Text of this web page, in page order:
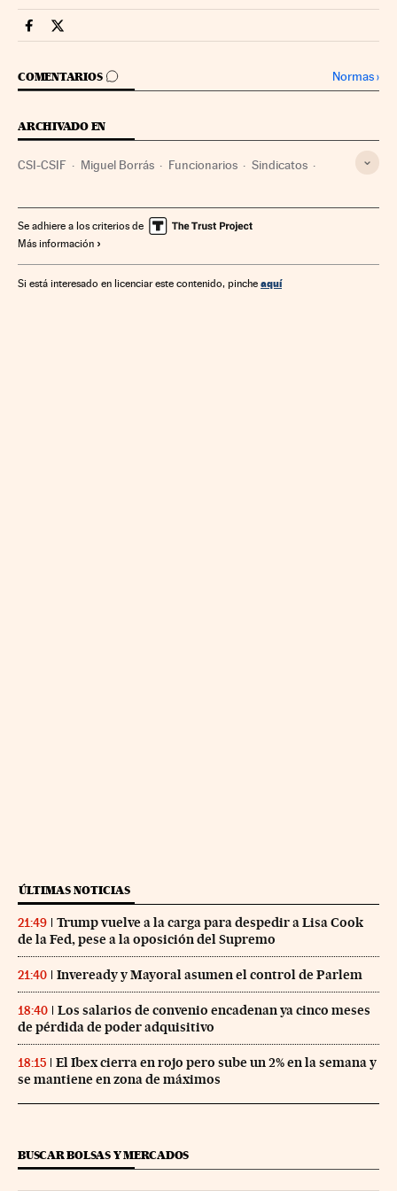
Economia Cinco Días en Facebook
Economia Cinco Días en Twitter
COMENTARIOS
IR A LOS COMENTARIOS Normas›
ARCHIVADO EN
CSI-CSIF Miguel Borrás Funcionarios Sindicatos
Economía Administración pública Trabajo
Se adhiere a los criterios de
Más información
Si está interesado en licenciar este contenido, pinche aquí
ÚLTIMAS NOTICIAS
21:49
Trump vuelve a la carga para despedir a Lisa Cook
de la Fed, pese a la oposición del Supremo
21:40 Inveready y Mayoral asumen el control de Parlem
18:40
Los salarios de convenio encadenan ya cinco meses
de pérdida de poder adquisitivo
18:15
El Ibex cierra en rojo pero sube un 2% en la semana y
se mantiene en zona de máximos
BUSCAR BOLSAS Y MERCADOS